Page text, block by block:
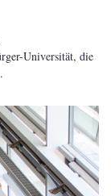
Universität, die